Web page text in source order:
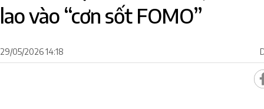
lao vào “cơn sốt FOMO”
29/05/2026 14:18